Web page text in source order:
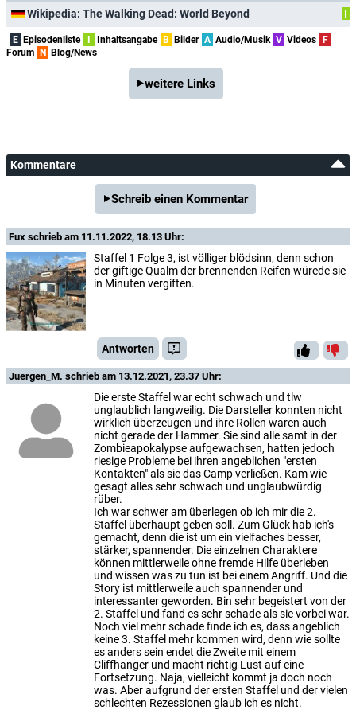
Wikipedia: The Walking Dead: World Beyond I
E Episodenliste I Inhaltsangabe B Bilder A Audio/Musik V Videos F
Forum N Blog/News
weitere Links
Kommentare
Schreib einen Kommentar
Fux schrieb am 11.11.2022, 18.13 Uhr:
Staffel 1 Folge 3, ist völliger blödsinn, denn schon
der giftige Qualm der brennenden Reifen würede sie
in Minuten vergiften.
Antworten
Juergen_M. schrieb am 13.12.2021, 23.37 Uhr:
Die erste Staffel war echt schwach und tlw
unglaublich langweilig. Die Darsteller konnten nicht
wirklich überzeugen und ihre Rollen waren auch
nicht gerade der Hammer. Sie sind alle samt in der
Zombieapokalypse aufgewachsen, hatten jedoch
riesige Probleme bei ihren angeblichen "ersten
Kontakten" als sie das Camp verließen. Kam wie
gesagt alles sehr schwach und unglaubwürdig
rüber.
Ich war schwer am überlegen ob ich mir die 2.
Staffel überhaupt geben soll. Zum Glück hab ich's
gemacht, denn die ist um ein vielfaches besser,
stärker, spannender. Die einzelnen Charaktere
können mittlerweile ohne fremde Hilfe überleben
und wissen was zu tun ist bei einem Angriff. Und die
Story ist mittlerweile auch spannender und
interessanter geworden. Bin sehr begeistert von der
2. Staffel und fand es sehr schade als sie vorbei war.
Noch viel mehr schade finde ich es, dass angeblich
keine 3. Staffel mehr kommen wird, denn wie sollte
es anders sein endet die Zweite mit einem
Cliffhanger und macht richtig Lust auf eine
Fortsetzung. Naja, vielleicht kommt ja doch noch
was. Aber aufgrund der ersten Staffel und der vielen
schlechten Rezessionen glaub ich es nicht.